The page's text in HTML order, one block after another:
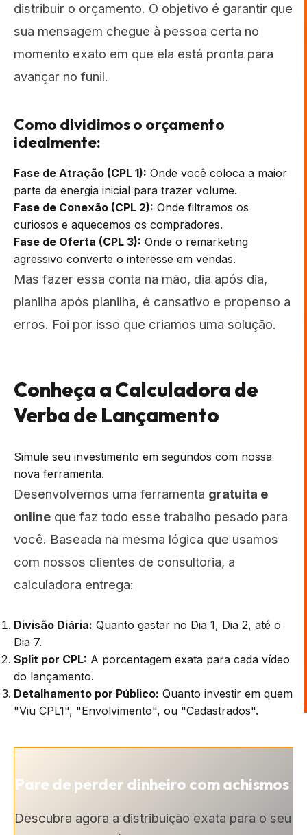
distribuir o orçamento. O objetivo é garantir que
sua mensagem chegue à pessoa certa no
momento exato em que ela está pronta para
avançar no funil.
Como dividimos o orçamento
idealmente:
Fase de Atração (CPL 1): Onde você coloca a maior
parte da energia inicial para trazer volume.
Fase de Conexão (CPL 2): Onde filtramos os
curiosos e aquecemos os compradores.
Fase de Oferta (CPL 3): Onde o remarketing
agressivo converte o interesse em vendas.
Mas fazer essa conta na mão, dia após dia,
planilha após planilha, é cansativo e propenso a
erros. Foi por isso que criamos uma solução.
Conheça a Calculadora de
Verba de Lançamento
Simule seu investimento em segundos com nossa
nova ferramenta.
Desenvolvemos uma ferramenta gratuita e
online que faz todo esse trabalho pesado para
você. Baseada na mesma lógica que usamos
com nossos clientes de consultoria, a
calculadora entrega:
Divisão Diária: Quanto gastar no Dia 1, Dia 2, até o
Dia 7.
Split por CPL: A porcentagem exata para cada vídeo
do lançamento.
Detalhamento por Público: Quanto investir em quem
"Viu CPL1", "Envolvimento", ou "Cadastrados".
Pare de perder dinheiro com achismos
Descubra agora a distribuição exata para o seu